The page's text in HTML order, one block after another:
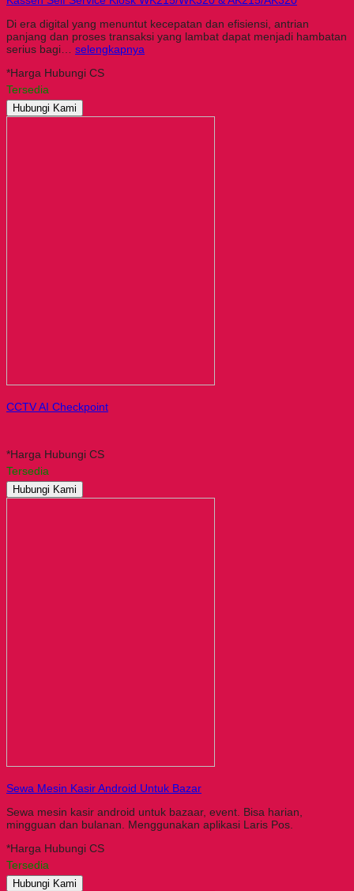
Di era digital yang menuntut kecepatan dan efisiensi, antrian
panjang dan proses transaksi yang lambat dapat menjadi hambatan
serius bagi… selengkapnya
*Harga Hubungi CS
Tersedia
Hubungi Kami
CCTV AI Checkpoint
*Harga Hubungi CS
Tersedia
Hubungi Kami
Sewa Mesin Kasir Android Untuk Bazar
Sewa mesin kasir android untuk bazaar, event. Bisa harian,
mingguan dan bulanan. Menggunakan aplikasi Laris Pos.
*Harga Hubungi CS
Tersedia
Hubungi Kami